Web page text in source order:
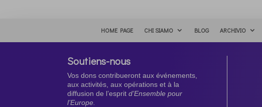
HOME PAGE CHI SIAMO BLOG ARCHIVIO
Soutiens-nous
Vos dons contribueront aux événements,
aux activités, aux opérations et à la
diffusion de l’espritd’Ensemble pour
l’Europe.